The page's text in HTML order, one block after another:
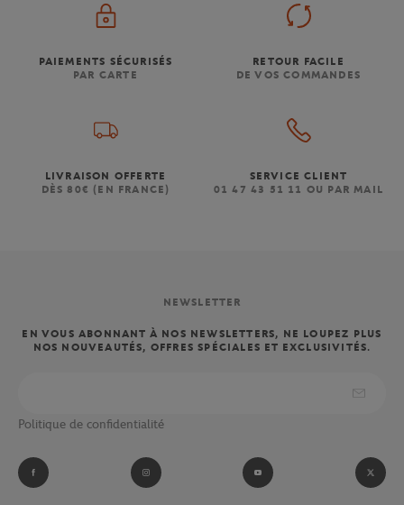
PAIEMENTS SÉCURISÉS
PAR CARTE
RETOUR FACILE
DE VOS COMMANDES
LIVRAISON OFFERTE
DÈS 80€ (EN FRANCE)
SERVICE CLIENT
01 47 43 51 11 OU PAR MAIL
NEWSLETTER
EN VOUS ABONNANT À NOS NEWSLETTERS, NE LOUPEZ PLUS
NOS NOUVEAUTÉS, OFFRES SPÉCIALES ET EXCLUSIVITÉS.
Politique de confidentialité